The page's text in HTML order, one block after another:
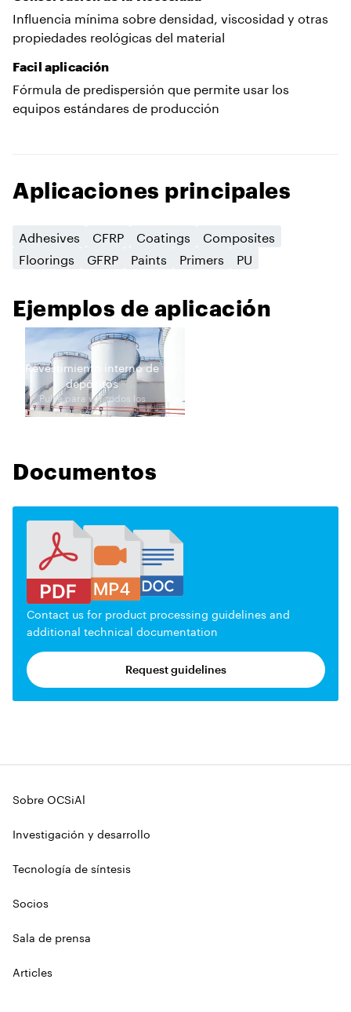
Influencia mínima sobre densidad, viscosidad y otras
propiedades reológicas del material
Facil aplicación
Fórmula de predispersión que permite usar los
equipos estándares de producción
Aplicaciones principales
Adhesives CFRP Coatings
Composites
Floorings
GFRP Paints Primers PU
Ejemplos de aplicación
Revestimiento interno de
depósitos
Pulse para ver todos los
casos
Documentos
Contact us for product processing guidelines and
additional technical documentation
Request guidelines
Sobre OCSiAl
Investigación y desarrollo
Tecnología de síntesis
Socios
Sala de prensa
Articles